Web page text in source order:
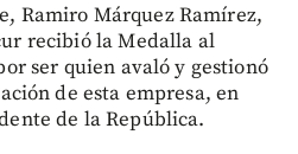
Ramiro Márquez Ramírez,
recibió la Medalla al
ser quien avaló y gestionó
de esta empresa, en
de la República.